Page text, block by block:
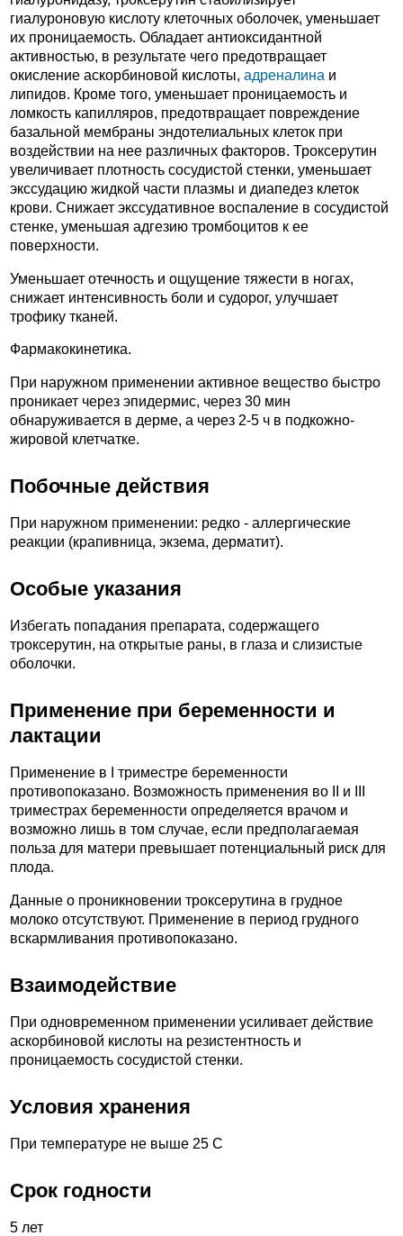
гиалуроновую кислоту клеточных оболочек, уменьшает
их проницаемость. Обладает антиоксидантной
активностью, в результате чего предотвращает
окисление аскорбиновой кислоты, адреналина и
липидов. Кроме того, уменьшает проницаемость и
ломкость капилляров, предотвращает повреждение
базальной мембраны эндотелиальных клеток при
воздействии на нее различных факторов. Троксерутин
увеличивает плотность сосудистой стенки, уменьшает
экссудацию жидкой части плазмы и диапедез клеток
крови. Снижает экссудативное воспаление в сосудистой
стенке, уменьшая адгезию тромбоцитов к ее
поверхности.
Уменьшает отечность и ощущение тяжести в ногах,
снижает интенсивность боли и судорог, улучшает
трофику тканей.
Фармакокинетика.
При наружном применении активное вещество быстро
проникает через эпидермис, через 30 мин
обнаруживается в дерме, а через 2-5 ч в подкожно-
жировой клетчатке.
Побочные действия
При наружном применении: редко - аллергические
реакции (крапивница, экзема, дерматит).
Особые указания
Избегать попадания препарата, содержащего
троксерутин, на открытые раны, в глаза и слизистые
оболочки.
Применение при беременности и
лактации
Применение в I триместре беременности
противопоказано. Возможность применения во II и III
триместрах беременности определяется врачом и
возможно лишь в том случае, если предполагаемая
польза для матери превышает потенциальный риск для
плода.
Данные о проникновении троксерутина в грудное
молоко отсутствуют. Применение в период грудного
вскармливания противопоказано.
Взаимодействие
При одновременном применении усиливает действие
аскорбиновой кислоты на резистентность и
проницаемость сосудистой стенки.
Условия хранения
При температуре не выше 25 С
Срок годности
5 лет